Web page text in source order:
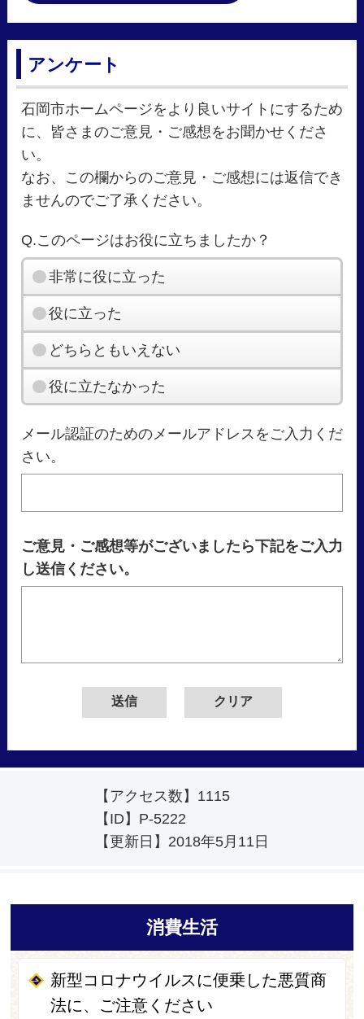
アンケート
石岡市ホームページをより良いサイトにするため
に、皆さまのご意見・ご感想をお聞かせくださ
い。
なお、この欄からのご意見・ご感想には返信でき
ませんのでご了承ください。
Q.このページはお役に立ちましたか？
非常に役に立った
役に立った
どちらともいえない
役に立たなかった
メール認証のためのメールアドレスをご入力くだ
さい。
ご意見・ご感想等がございましたら下記をご入力
し送信ください。
【アクセス数】 1115
【ID】 P-5222
【更新日】 2018年5月11日
消費生活
新型コロナウイルスに便乗した悪質商
法に、ご注意ください